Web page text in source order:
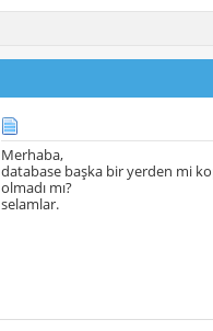
Merhaba,
database başka bir yerden mi
olmadı mı?
selamlar.